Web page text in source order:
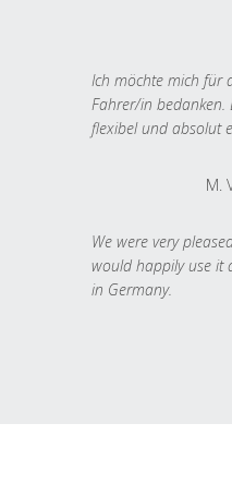
Ich möchte mich für
Fahrer/in bedanken.
flexibel und absolut
M.
We were very
would happily use it
in Germany.